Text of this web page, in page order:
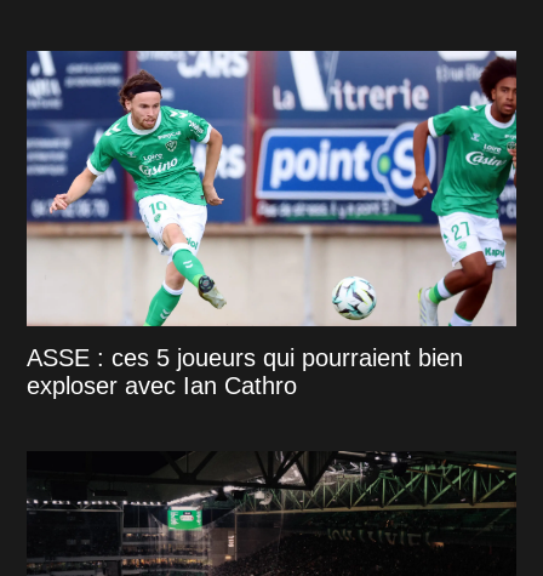
ASSE : ces 5 joueurs qui pourraient bien
exploser avec Ian Cathro